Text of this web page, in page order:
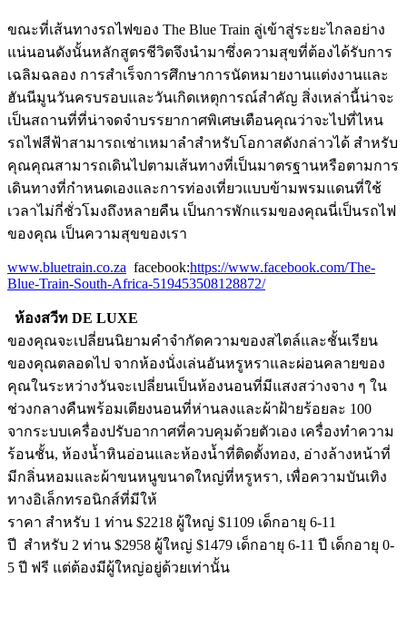
ขณะที่เส้นทางรถไฟของ The Blue Train ลู่เข้าสู่ระยะไกลอย่าง
แน่นอนดังนั้นหลักสูตรชีวิตจึงนำมาซึ่งความสุขที่ต้องได้รับการ
เฉลิมฉลอง การสำเร็จการศึกษาการนัดหมายงานแต่งงานและ
ฮันนีมูนวันครบรอบและวันเกิดเหตุการณ์สำคัญ สิ่งเหล่านี้น่าจะ
เป็นสถานที่ที่น่าจดจำบรรยากาศพิเศษเตือนคุณว่าจะไปที่ไหน
รถไฟสีฟ้าสามารถเช่าเหมาลำสำหรับโอกาสดังกล่าวได้ สำหรับ
คุณคุณสามารถเดินไปตามเส้นทางที่เป็นมาตรฐานหรือตามการ
เดินทางที่กำหนดเองและการท่องเที่ยวแบบข้ามพรมแดนที่ใช้
เวลาไม่กี่ชั่วโมงถึงหลายคืน เป็นการพักแรมของคุณนี่เป็นรถไฟ
ของคุณ เป็นความสุขของเรา
www.bluetrain.co.za facebook:https://www.facebook.com/The-
Blue-Train-South-Africa-519453508128872/
ห้องสวีท DE LUXE
ของคุณจะเปลี่ยนนิยามคำจำกัดความของสไตล์และชั้นเรียน
ของคุณตลอดไป จากห้องนั่งเล่นอันหรูหราและผ่อนคลายของ
คุณในระหว่างวันจะเปลี่ยนเป็นห้องนอนที่มีแสงสว่างจาง ๆ ใน
ช่วงกลางคืนพร้อมเตียงนอนที่ห่านลงและผ้าฝ้ายร้อยละ 100
จากระบบเครื่องปรับอากาศที่ควบคุมด้วยตัวเอง เครื่องทำความ
ร้อนชั้น, ห้องน้ำหินอ่อนและห้องน้ำที่ติดตั้งทอง, อ่างล้างหน้าที่
มีกลิ่นหอมและผ้าขนหนูขนาดใหญ่ที่หรูหรา, เพื่อความบันเทิง
ทางอิเล็กทรอนิกส์ที่มีให้
ราคา สำหรับ 1 ท่าน $2218 ผู้ใหญ่ $1109 เด็กอายุ 6-11
ปี สำหรับ 2 ท่าน $2958 ผู้ใหญ่ $1479 เด็กอายุ 6-11 ปี เด็กอายุ 0-
5 ปี ฟรี แต่ต้องมีผู้ใหญ่อยู่ด้วยเท่านั้น